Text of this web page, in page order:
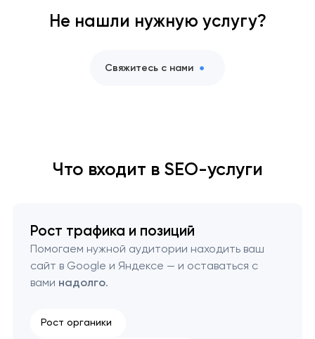
Не нашли нужную услугу?
Свяжитесь с нами
Что входит в SEO-услуги
Рост трафика и позиций
Помогаем нужной аудитории находить ваш
сайт в Google и Яндексе — и оставаться с
вами надолго.
Рост органики